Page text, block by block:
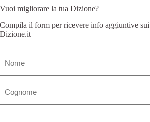
Vuoi migliorare la tua Dizione?
Compila il form per ricevere info aggiuntive
Dizione.it